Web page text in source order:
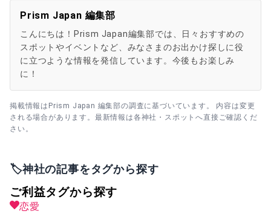
Prism Japan 編集部
こんにちは！Prism Japan編集部では、日々おすすめの
スポットやイベントなど、みなさまのお出かけ探しに役
に立つような情報を発信しています。今後もお楽しみ
に！
掲載情報はPrism Japan 編集部の調査に基づいています。 内容は変更
される場合があります。最新情報は各神社・スポットへ直接ご確認くだ
さい。
🏷️神社の記事をタグから探す
ご利益タグから探す
恋愛